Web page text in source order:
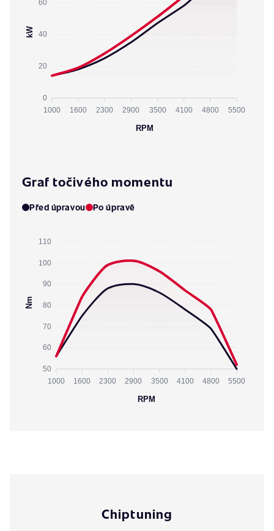
60
40
20
0
kW
1000 1600 2300 2900 3500 4100 4800 5500
RPM
Graf točivého momentu
Před úpravou Po úpravě
110
100
90
80
70
60
50
Nm
1000 1600 2300 2900 3500 4100 4800 5500
RPM
Chiptuning